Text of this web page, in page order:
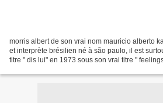
morris albert de son vrai nom mauricio alberto
et interprète brésilien né à são paulo, il est
titre " dis lui" en 1973 sous son vrai titre "